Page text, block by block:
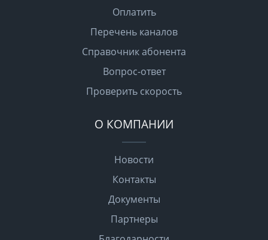
Оплатить
Перечень каналов
Справочник абонента
Вопрос-ответ
Проверить скорость
О КОМПАНИИ
Новости
Контакты
Документы
Партнеры